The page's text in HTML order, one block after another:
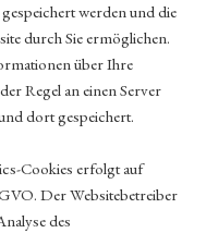
werden und die
durch Sie ermöglichen.
über Ihre
Regel an einen Server
dort gespeichert.
Cookies erfolgt auf
Der Websitebetreiber
des